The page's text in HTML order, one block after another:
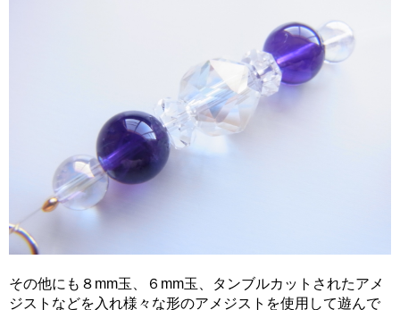
その他にも８mm玉、６mm玉、タンブルカットされたアメ
ジストなどを入れ様々な形のアメジストを使用して遊んで